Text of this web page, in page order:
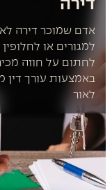
דירה
אדם שמוכר דירה
למגורים או
לחתום על חוזה
באמצעות עורך דין
לאור